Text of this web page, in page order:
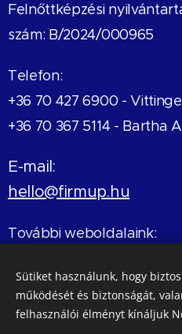
Felnőttképzési
szám: B/2024/000965
Telefon:
+36 70 427 6900 -
+36 70 367 5114 - Bartha
E-mail:
hello@firmup.hu
További weboldalaink:
Karmikus Kulcsok-
Sütiket használunk, hogy
működését és biztonságát,
felhasználói élményt kínáljuk